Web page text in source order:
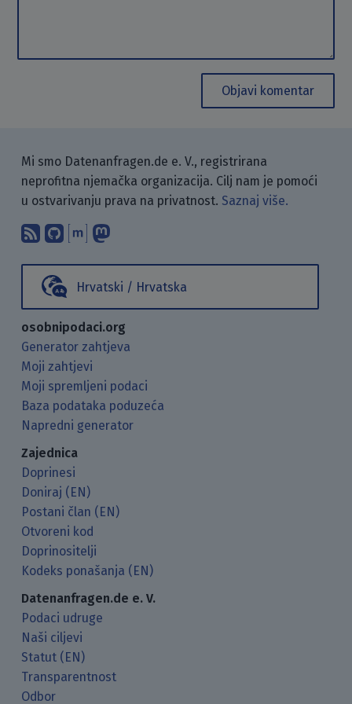
Objavi komentar
Mi smo Datenanfragen.de e. V., registrirana
neprofitna njemačka organizacija. Cilj nam je pomoći
u ostvarivanju prava na privatnost. Saznaj više.
Pretplati se na naš blog koristeći
Pronađi nas na GitHubu.
Raspravljaj s nama putem
Hrvatski / Hrvatska
osobnipodaci.org
Generator zahtjeva
Moji zahtjevi
Moji spremljeni podaci
Baza podataka poduzeća
Napredni generator
Zajednica
Doprinesi
Doniraj (EN)
Postani član (EN)
Otvoreni kod
Doprinositelji
Kodeks ponašanja (EN)
Datenanfragen.de e. V.
Podaci udruge
Naši ciljevi
Statut (EN)
Transparentnost
Odbor